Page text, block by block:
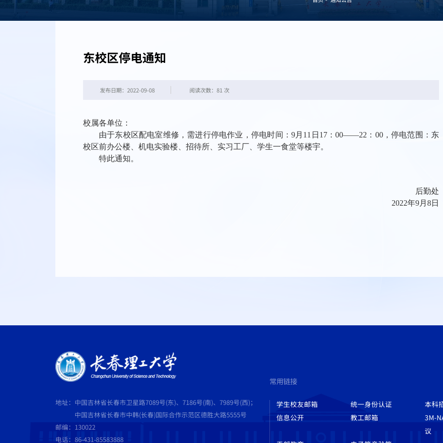
东校区停电通知
发布日期：2022-09-08 阅读次数： 81 次
校属各单位：
由于东校区配电室维修，需进行停电作业，停电时间： 9月 11 日 17：00——22 ： 00，停电范围：东
校区前办公楼、机电实验楼、招待所、实习工厂、学生一食堂等楼宇。
特此通知。
后勤处
2022年9月 8日
地址：中国吉林省长春市卫星路7089号(东)、7186号(南)、7989号(西)；
中国吉林省长春市中韩(长春)国际合作示范区德胜大路5555号
邮编：130022
电话：86-431-85583888
常用链接
学生校友邮箱 统一身份认证
本科
信息公开
教工邮箱
3M-
议